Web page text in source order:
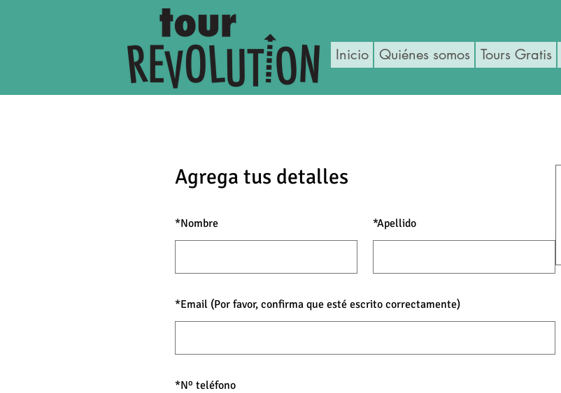
Inicio Quiénes somos Tours Gratis
Agrega tus detalles
*Nombre *Apellido
*Email (Por favor, confirma que esté escrito correctamente)
*Nº teléfono